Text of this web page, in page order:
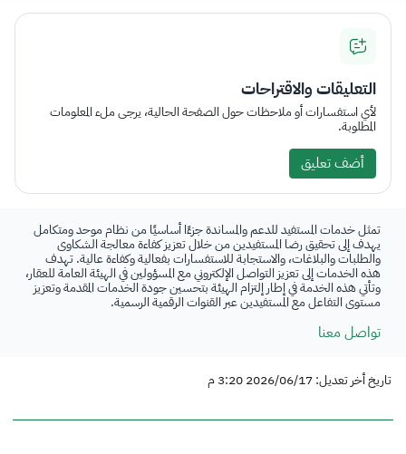
التعليقات والاقتراحات
لأي استفسارات أو ملاحظات حول الصفحة الحالية، يرجى ملء المعلومات
المطلوبة.
أضف تعليق
تمثل خدمات المستفيد للدعم والمساندة جزءًا أساسيًا من نظام موحد ومتكامل
يهدف إلى تحقيق رضا المستفيدين من خلال تعزيز كفاءة معالجة الشكاوى
والطلبات والبلاغات، والاستجابة للاستفسارات بفعالية وكفاءة عالية. تهدف
هذه الخدمات إلى تعزيز التواصل الإلكتروني مع المسؤولين في الهيئة العامة للعقار،
وتأتي هذه الخدمة في إطار إلتزام الهيئة بتحسين جودة الخدمات المقدمة وتعزيز
مستوى التفاعل مع المستفيدين عبر القنوات الرقمية الرسمية.
تواصل معنا
تاريخ أخر تعديل: 2026/06/17 3:20 م